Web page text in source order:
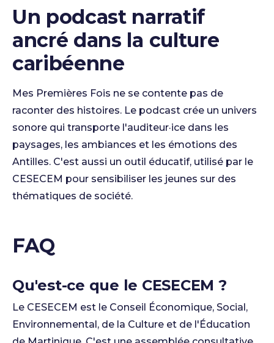
Un podcast narratif
ancré dans la culture
caribéenne
Mes Premières Fois ne se contente pas de
raconter des histoires. Le podcast crée un univers
sonore qui transporte l'auditeur·ice dans les
paysages, les ambiances et les émotions des
Antilles. C'est aussi un outil éducatif, utilisé par le
CESECEM pour sensibiliser les jeunes sur des
thématiques de société.
FAQ
Qu'est-ce que le CESECEM ?
Le CESECEM est le Conseil Économique, Social,
Environnemental, de la Culture et de l'Éducation